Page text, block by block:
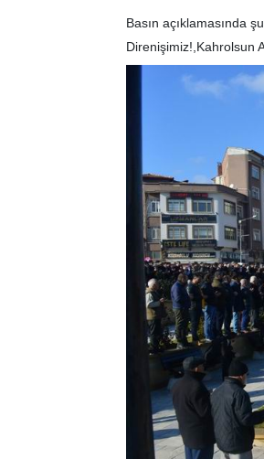
Basın açıklamasında
Direnişimiz!,Kahrolsun